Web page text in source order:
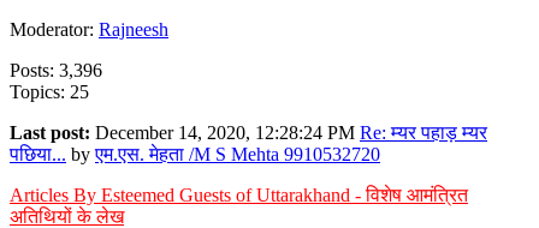
Moderator: Rajneesh
Posts: 3,396
Topics: 25
Last post: December 14, 2020, 12:28:24 PM Re: म्यर पहाड़ म्यर
पछिया... byएम.एस. मेहता /M S Mehta 9910532720
Articles By Esteemed Guests of Uttarakhand - विशेष आमंत्रित
अतिथियों के लेख